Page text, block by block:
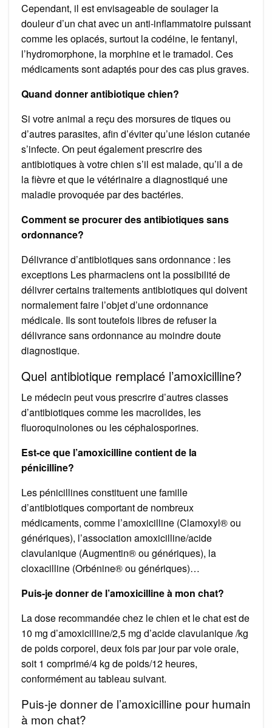
Cependant, il est envisageable de soulager la
douleur d’un chat avec un anti-inflammatoire puissant
comme les opiacés, surtout la codéine, le fentanyl,
l’hydromorphone, la morphine et le tramadol. Ces
médicaments sont adaptés pour des cas plus graves.
Quand donner antibiotique chien?
Si votre animal a reçu des morsures de tiques ou
d’autres parasites, afin d’éviter qu’une lésion cutanée
s’infecte. On peut également prescrire des
antibiotiques à votre chien s’il est malade, qu’il a de
la fièvre et que le vétérinaire a diagnostiqué une
maladie provoquée par des bactéries.
Comment se procurer des antibiotiques sans
ordonnance?
Délivrance d’antibiotiques sans ordonnance : les
exceptions Les pharmaciens ont la possibilité de
délivrer certains traitements antibiotiques qui doivent
normalement faire l’objet d’une ordonnance
médicale. Ils sont toutefois libres de refuser la
délivrance sans ordonnance au moindre doute
diagnostique.
Quel antibiotique remplacé l’amoxicilline?
Le médecin peut vous prescrire d’autres classes
d’antibiotiques comme les macrolides, les
fluoroquinolones ou les céphalosporines.
Est-ce que l’amoxicilline contient de la
pénicilline?
Les pénicillines constituent une famille
d’antibiotiques comportant de nombreux
médicaments, comme l’amoxicilline (Clamoxyl® ou
génériques), l’association amoxicilline/acide
clavulanique (Augmentin® ou génériques), la
cloxacilline (Orbénine® ou génériques)…
Puis-je donner de l’amoxicilline à mon chat?
La dose recommandée chez le chien et le chat est de
10 mg d’amoxicilline/2,5 mg d’acide clavulanique /kg
de poids corporel, deux fois par jour par voie orale,
soit 1 comprimé/4 kg de poids/12 heures,
conformément au tableau suivant.
Puis-je donner de l’amoxicilline pour humain
à mon chat?